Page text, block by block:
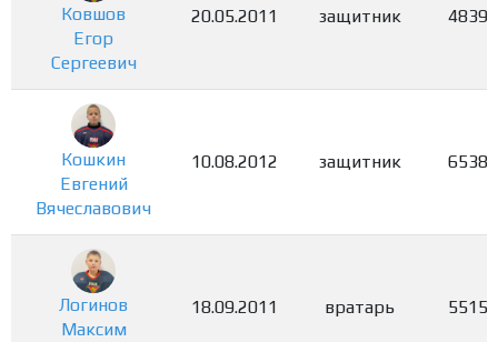
Ковшов
Егор
Сергеевич
20.05.2011 защитник 4839
Кошкин
Евгений
Вячеславович
10.08.2012 защитник 6538
Логинов
Максим
18.09.2011 вратарь 5515